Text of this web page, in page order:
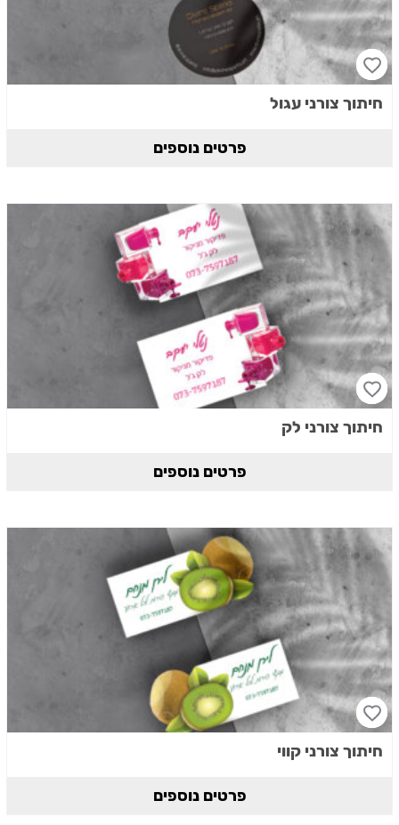
חיתוך צורני עגול
פרטים נוספים
חיתוך צורני לק
פרטים נוספים
חיתוך צורני קווי
פרטים נוספים